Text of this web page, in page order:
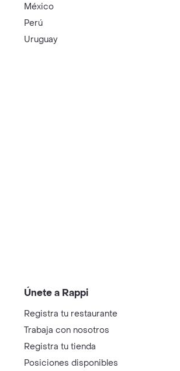
México
Perú
Uruguay
Únete a Rappi
Registra tu restaurante
Trabaja con nosotros
Registra tu tienda
Posiciones disponibles